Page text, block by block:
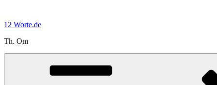
springen
12 Worte.de
Th. Om